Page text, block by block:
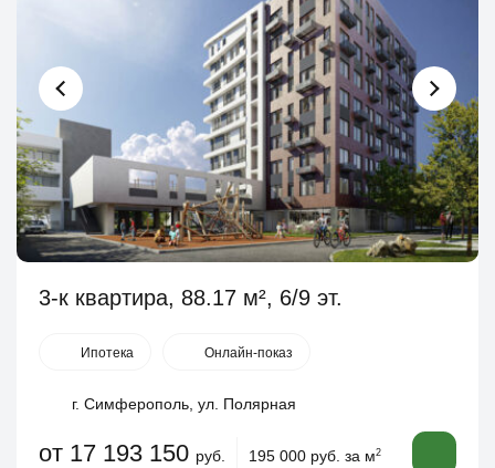
3-к квартира, 88.17 м², 6/9 эт.
Ипотека Онлайн-показ
г. Симферополь, ул. Полярная
от 17 193 150 руб. 195 000 руб. за м2